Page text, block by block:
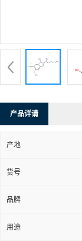
产品详请
产地
货号
品牌
用途